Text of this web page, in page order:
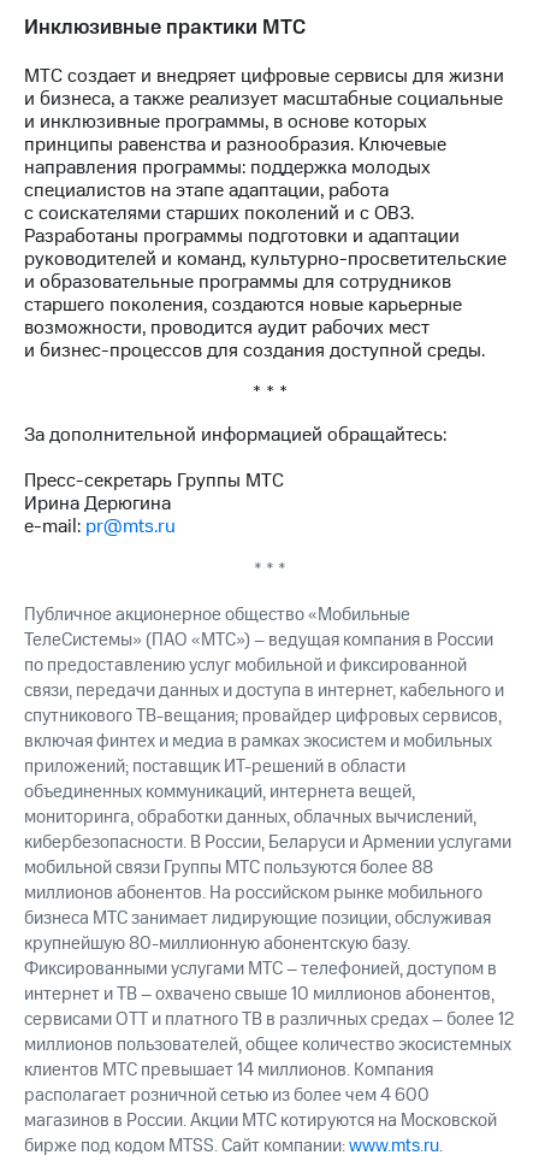
именных
облигаций
Другое
Регистратор
Реквизиты
Контакты
развитие
деловая этика
На главную
Инклюзивные практики МТС
МТС создает и внедряет цифровые сервисы для жизни
и бизнеса, а также реализует масштабные социальные
и инклюзивные программы, в основе которых
принципы равенства и разнообразия. Ключевые
направления программы: поддержка молодых
специалистов на этапе адаптации, работа
с соискателями старших поколений и с ОВЗ.
Разработаны программы подготовки и адаптации
руководителей и команд, культурно-просветительские
и образовательные программы для сотрудников
старшего поколения, создаются новые карьерные
возможности, проводится аудит рабочих мест
и бизнес-процессов для создания доступной среды.
* * *
За дополнительной информацией обращайтесь:
Пресс-секретарь Группы МТС
Ирина Дерюгина
e-mail: pr@mts.ru
* * *
Публичное акционерное общество «Мобильные
ТелеСистемы» (ПАО «МТС») – ведущая компания в России
по предоставлению услуг мобильной и фиксированной
связи, передачи данных и доступа в интернет, кабельного и
спутникового ТВ-вещания; провайдер цифровых сервисов,
включая финтех и медиа в рамках экосистем и мобильных
приложений; поставщик ИТ-решений в области
объединенных коммуникаций, интернета вещей,
мониторинга, обработки данных, облачных вычислений,
кибербезопасности. В России, Беларуси и Армении услугами
мобильной связи Группы МТС пользуются более 88
миллионов абонентов. На российском рынке мобильного
бизнеса МТС занимает лидирующие позиции, обслуживая
крупнейшую 80-миллионную абонентскую базу.
Фиксированными услугами МТС – телефонией, доступом в
интернет и ТВ – охвачено свыше 10 миллионов абонентов,
сервисами OTT и платного ТВ в различных средах – более 12
миллионов пользователей, общее количество экосистемных
клиентов МТС превышает 14 миллионов. Компания
располагает розничной сетью из более чем 4 600
магазинов в России. Акции МТС котируются на Московской
бирже под кодом MTSS. Сайт компании:www.mts.ru.